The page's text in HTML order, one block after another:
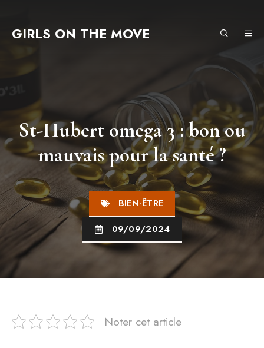
contenu
GIRLS ON THE MOVE
St-Hubert omega 3 : bon ou
mauvais pour la santé ?
BIEN-ÊTRE
09/09/2024
Noter cet article